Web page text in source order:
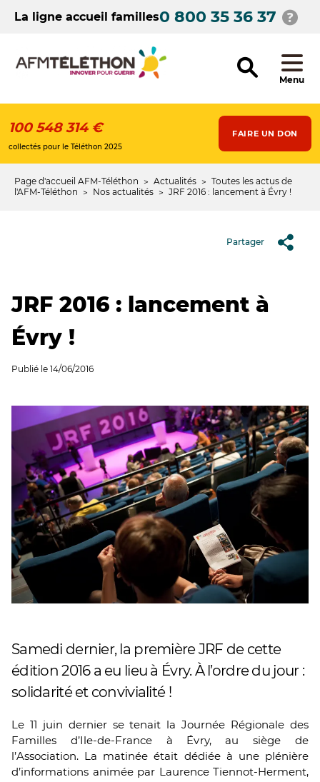
contenuLa ligne accueil familles0 800 35 36 37
Menu
100 548 314 €
collectés pour le Téléthon 2025
FAIRE UN DON
Fil
Page d'accueil AFM-Téléthon Actualités
Toutes les actus de
l'AFM-Téléthon
Nos actualités JRF 2016 : lancement à Évry !
Partager
JRF 2016 : lancement à
Évry !
Publié le 14/06/2016
Samedi dernier, la première JRF de cette
édition 2016 a eu lieu à Évry. À l’ordre du jour :
solidarité et convivialité !
Le 11 juin dernier se tenait la Journée Régionale des
Familles d’Ile-de-France à Évry, au siège de
l’Association. La matinée était dédiée à une plénière
d’informations animée par Laurence Tiennot-Herment,